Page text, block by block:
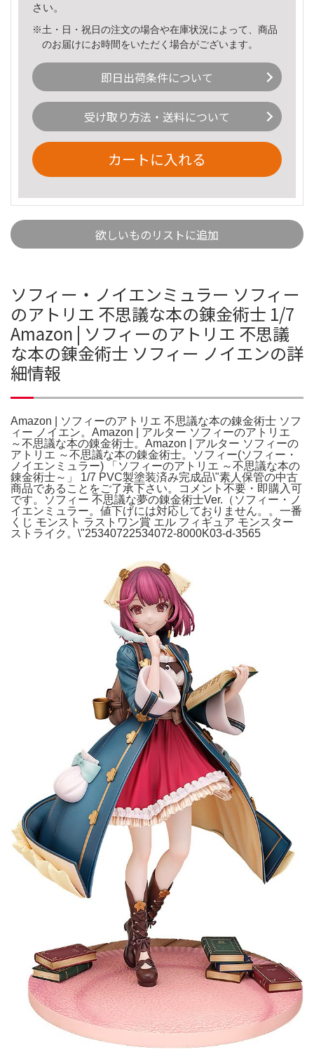
さい。
※土・日・祝日の注文の場合や在庫状況によって、商品
のお届けにお時間をいただく場合がございます。
即日出荷条件について
受け取り方法・送料について
カートに入れる
欲しいものリストに追加
ソフィー・ノイエンミュラー ソフィー
のアトリエ 不思議な本の錬金術士 1/7
Amazon | ソフィーのアトリエ 不思議
な本の錬金術士 ソフィー ノイエンの詳
細情報
Amazon | ソフィーのアトリエ 不思議な本の錬金術士 ソフ
ィー ノイエン。Amazon | アルター ソフィーのアトリエ
～不思議な本の錬金術士。Amazon | アルター ソフィーの
アトリエ ～不思議な本の錬金術士。ソフィー(ソフィー・
ノイエンミュラー) 「ソフィーのアトリエ ～不思議な本の
錬金術士～」 1/7 PVC製塗装済み完成品\"素人保管の中古
商品であることをご了承下さい。コメント不要・即購入可
です。ソフィー 不思議な夢の錬金術士Ver.（ソフィー・ノ
イエンミュラー。値下げには対応しておりません。。一番
くじ モンスト ラストワン賞 エル フィギュア モンスター
ストライク。\"25340722534072-8000K03-d-3565